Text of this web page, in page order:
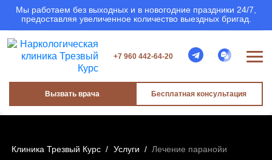
Мы работаем без выходных и в новогодние праздники 24/7,
предоставляя увеличенное количество выездных бригад.
+7 960 442-64-20
Вызвать врача Бесплатная консультация
Клиника Трезвый Курс / Услуги / Лечение паранойи